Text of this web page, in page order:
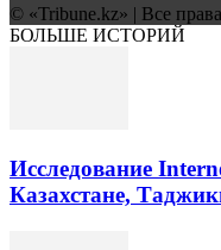
© «Tribune.kz» | Все
БОЛЬШЕ ИСТОРИЙ
Исследование
Казахстане,